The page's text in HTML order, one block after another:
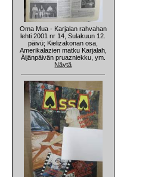
Oma Mua - Karjalan rahvahan
lehti 2001 nr 14, Sulakuun 12.
päivü; Kielizakonan osa,
Amerikalazien matku Karjalah,
Äijänpäivän pruazniekku, ym.
Näytä